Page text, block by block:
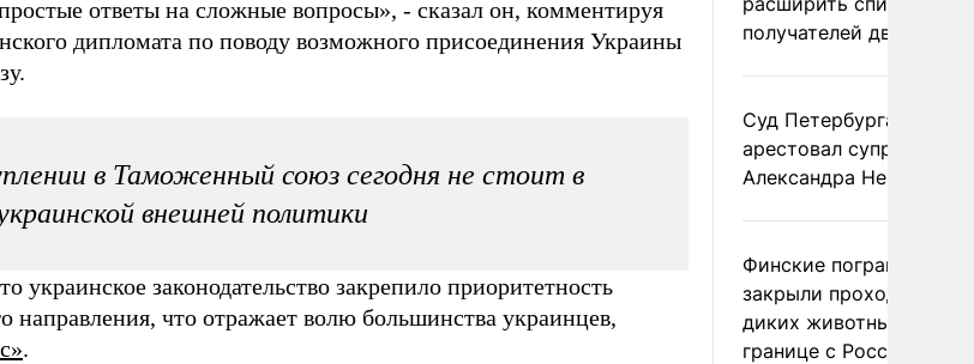
ответы на сложные вопросы», - сказал он, комментируя
дипломата по поводу возможного присоединения Украины
в Таможенный союз сегодня не стоит в
внешней политики
украинское законодательство закрепило приоритетность
направления, что отражает волю большинства украинцев,
.
получателей двух
Суд Петербурга заочно
арестовал супругу
Александра Невзорова
Финские пограничники
закрыли проходы для
диких животных на
границе с Россией